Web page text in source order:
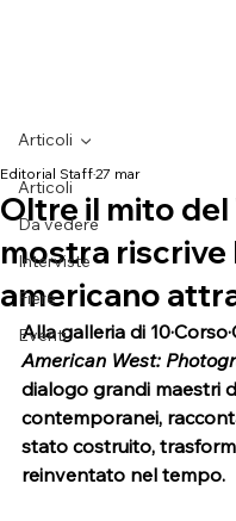
Articoli
Da vedere
Interviste
Fiere
Eventi
Articoli
Oltre il mito del
mostra riscrive
americano
Editorial Staff27 mar
Alla galleria di
American West:
dialogo grandi maestri
contemporanei,
stato costruito,
reinventato nel tempo.